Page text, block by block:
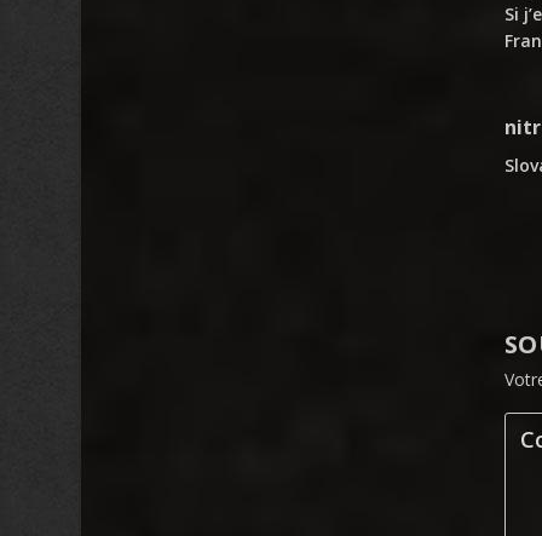
Si